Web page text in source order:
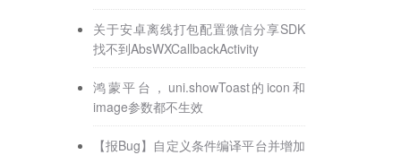
关于安卓离线打包配置微信分享SDK
找不到AbsWXCallbackActivity
鸿蒙平台，uni.showToast的icon和
image参数都不生效
【报Bug】自定义条件编译平台并增加